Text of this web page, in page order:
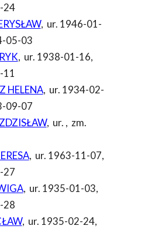
24
, ur. 1946-01-
05-03
, ur. 1938-01-16,
11
HELENA, ur. 1934-02-
09-07
, ur. , zm.
, ur. 1963-11-07,
27
, ur. 1935-01-03,
28
, ur. 1935-02-24,